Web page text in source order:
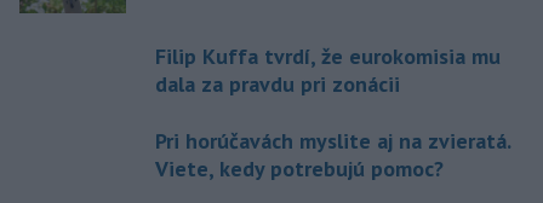
Filip Kuffa tvrdí, že eurokomisia mu
dala za pravdu pri zonácii
Pri horúčavách myslite aj na zvieratá.
Viete, kedy potrebujú pomoc?